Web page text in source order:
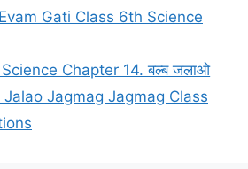
Gati Class 6th Science
Chapter 14. बल्‍ब जलाओ
Jagmag Jagmag Class